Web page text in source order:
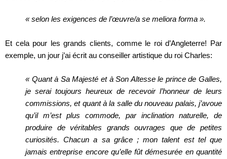
« selon les exigences de l’œuvre/a se meliora forma ».
Et cela pour les grands clients, comme le roi d’Angleterre! Par
exemple, un jour j’ai écrit au conseiller artistique du roi Charles:
« Quant à Sa Majesté et à Son Altesse le prince de Galles,
je serai toujours heureux de recevoir l’honneur de leurs
commissions, et quant à la salle du nouveau palais, j’avoue
qu’il m’est plus commode, par inclination naturelle, de
produire de véritables grands ouvrages que de petites
curiosités. Chacun a sa grâce ; mon talent est tel que
jamais entreprise encore qu’elle fût démesurée en quantité